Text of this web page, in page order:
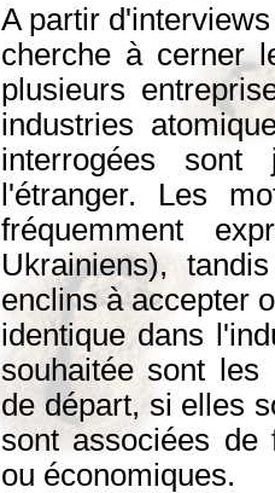
A partir
cherche à cerner
plusieurs
industries
interrogées
l'étranger. Les
fréquemment
Ukrainiens),
enclins à accepter
identique dans
souhaitée sont les
de départ, si elles
sont associées de
ou économiques.